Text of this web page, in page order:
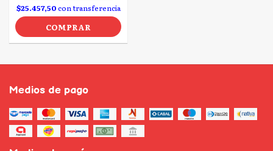
$25.457,50con transferencia
COMPRAR
Medios de pago